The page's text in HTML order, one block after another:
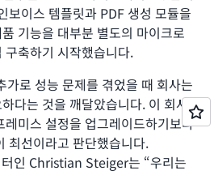
보이스 템플릿과 PDF 생성 모듈을
기능을 대부분 별도의 마이크로
축하기 시작했습니다.
로 성능 문제를 겪었을 때 회사는
다는 것을 깨달았습니다. 이 회사
미스 설정을 업그레이드하기보다
최선이라고 판단했습니다.
인 Christian Steiger는 “우리는